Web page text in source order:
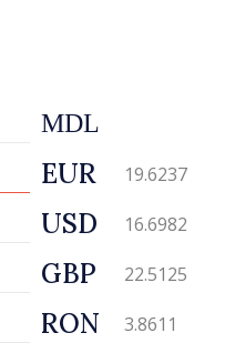
MDL
EUR 19.6237
USD 16.6982
GBP 22.5125
RON 3.8611